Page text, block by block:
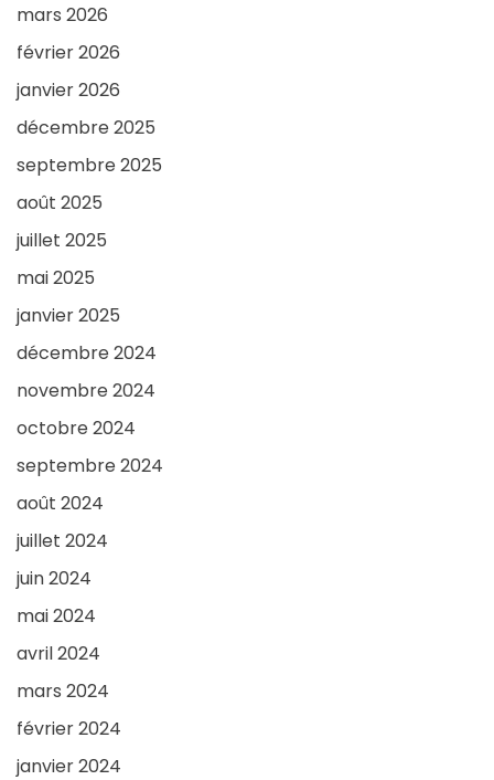
mars 2026
février 2026
janvier 2026
décembre 2025
septembre 2025
août 2025
juillet 2025
mai 2025
janvier 2025
décembre 2024
novembre 2024
octobre 2024
septembre 2024
août 2024
juillet 2024
juin 2024
mai 2024
avril 2024
mars 2024
février 2024
janvier 2024